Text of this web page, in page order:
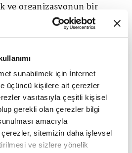
sunabilmek için İnternet
üçüncü kişilere ait çerezler
vasıtasıyla çeşitli kişisel
gerekli olan çerezler bilgi
amacıyla
çerezler, sitemizin daha işlevsel
ve sizlere yönelik
ve organizasyonun bir
olmasını sağlayacak
yaşanan her alt üst
şirketinin reflekslerini
şirketi daha da dayanıklı
kontrol listesi olarak